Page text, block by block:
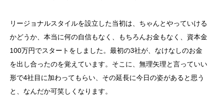
リージョナルスタイルを設立した当初は、ちゃんとやっていける
かどうか、本当に何の自信もなく、もちろんお金もなく、資本金
100万円でスタートをしました。最初の3社が、なけなしのお金
を出し合ったのを覚えています。そこに、無理矢理と言っていい
形で4社目に加わってもらい、その延長に今日の姿があると思う
と、なんだか可笑しくなります。